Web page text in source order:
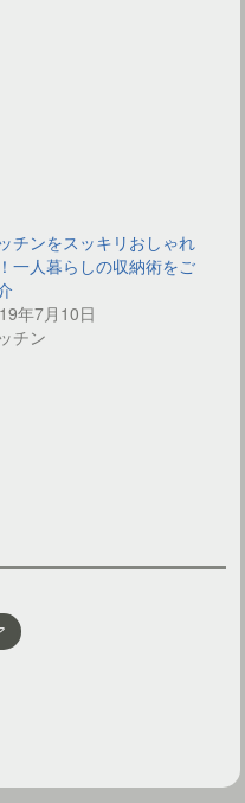
チンをスッキリおしゃれ
一人暮らしの収納術をご
年7月10日
チン